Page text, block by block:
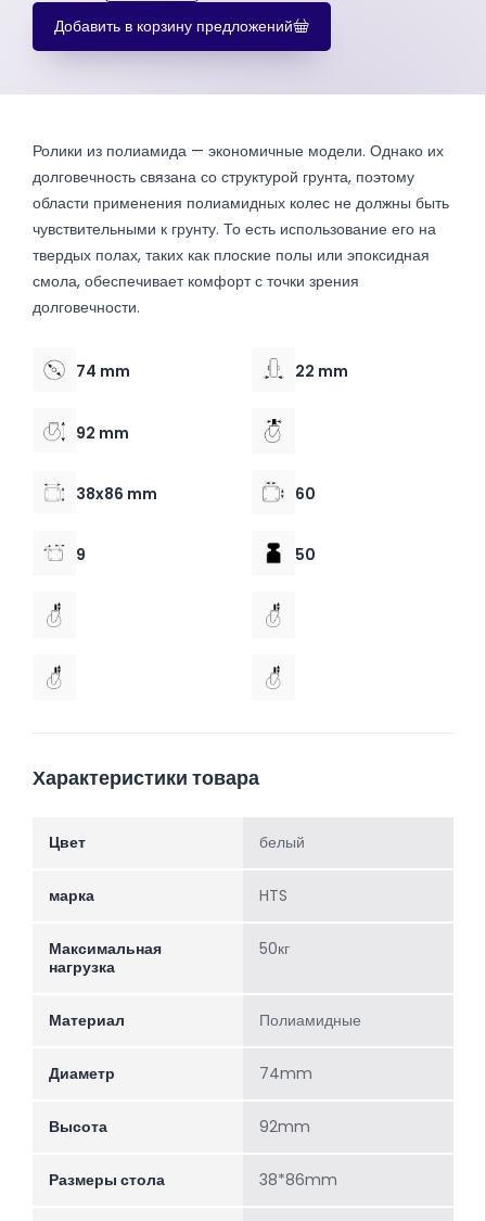
Добавить в корзину предложений
Ролики из полиамида — экономичные модели. Однако их
долговечность связана со структурой грунта, поэтому
области применения полиамидных колес не должны быть
чувствительными к грунту. То есть использование его на
твердых полах, таких как плоские полы или эпоксидная
смола, обеспечивает комфорт с точки зрения
долговечности.
74 mm 22 mm
92 mm
38x86 mm 60
9 50
Характеристики товара
Цвет белый
марка HTS
Максимальная
нагрузка
50кг
Материал Полиамидные
Диаметр 74mm
Высота 92mm
Размеры стола 38*86mm